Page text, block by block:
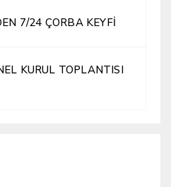
7/24 ÇORBA KEYFİ
KURUL TOPLANTISI